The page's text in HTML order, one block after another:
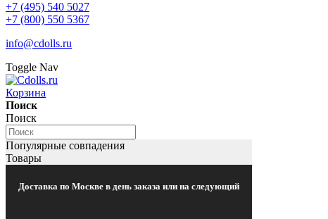
+7 (495) 540 5027
+7 (800) 550 5367
info@cdolls.ru
Toggle Nav
Корзина
Поиск
Поиск
Популярные совпадения
Товары
Доставка по Москве в день заказа или на следующий